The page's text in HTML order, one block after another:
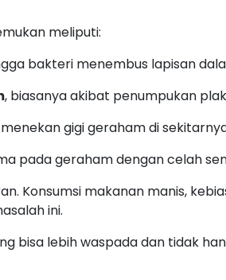
meliputi:
bakteri menembus lapisan
, biasanya akibat penumpukan
gigi geraham di
pada geraham dengan celah
Konsumsi makanan manis,
ini.
bisa lebih waspada dan tidak